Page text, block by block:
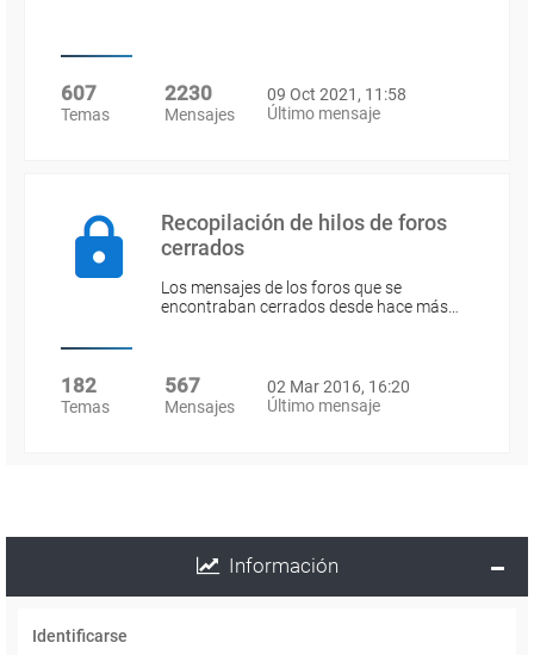
607
Temas
2230
Mensajes
09 Oct 2021, 11:58
Último mensaje
Recopilación de hilos de foros
cerrados
Los mensajes de los foros que se
encontraban cerrados desde hace más…
182
Temas
567
Mensajes
02 Mar 2016, 16:20
Último mensaje
Información
Identificarse